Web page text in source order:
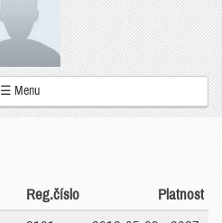
☰ Menu
Reg.číslo Platnost